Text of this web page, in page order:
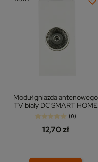
Moduł gniazda antenowego
TV biały DC SMART HOME
(0)
12,70 zł